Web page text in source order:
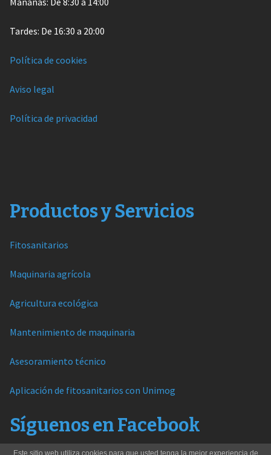
Tardes: De 16:30 a 20:00
Política de cookies
Aviso legal
Política de privacidad
Productos y Servicios
Fitosanitarios
Maquinaria agrícola
Agricultura ecológica
Mantenimiento de maquinaria
Asesoramiento técnico
Aplicación de fitosanitarios con Unimog
Síguenos en Facebook
Este sitio web utiliza cookies para que usted tenga la mejor experiencia de